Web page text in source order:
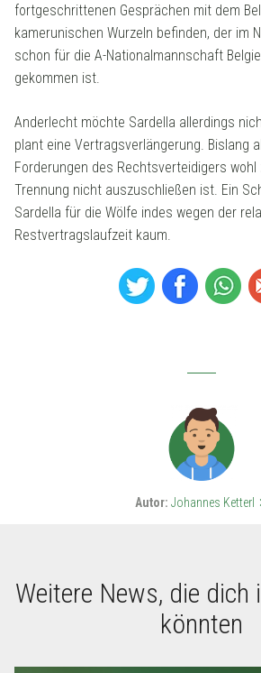
fortgeschrittenen Gesprächen mit dem
kamerunischen Wurzeln befinden, der im
schon für die A-Nationalmannschaft
gekommen ist.
Anderlecht möchte Sardella allerdings
plant eine Vertragsverlängerung. Bislang
Forderungen des Rechtsverteidigers
Trennung nicht auszuschließen ist. Ein
Sardella für die Wölfe indes wegen der
Restvertragslaufzeit kaum.
Autor: Johannes Ketterl
Weitere News, die dich
könnten